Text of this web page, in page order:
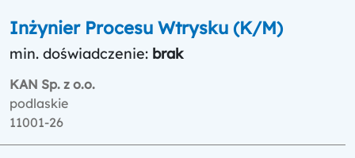
Inżynier Procesu Wtrysku (K/M)
min. doświadczenie: brak
KAN Sp. z o.o.
podlaskie
11001-26